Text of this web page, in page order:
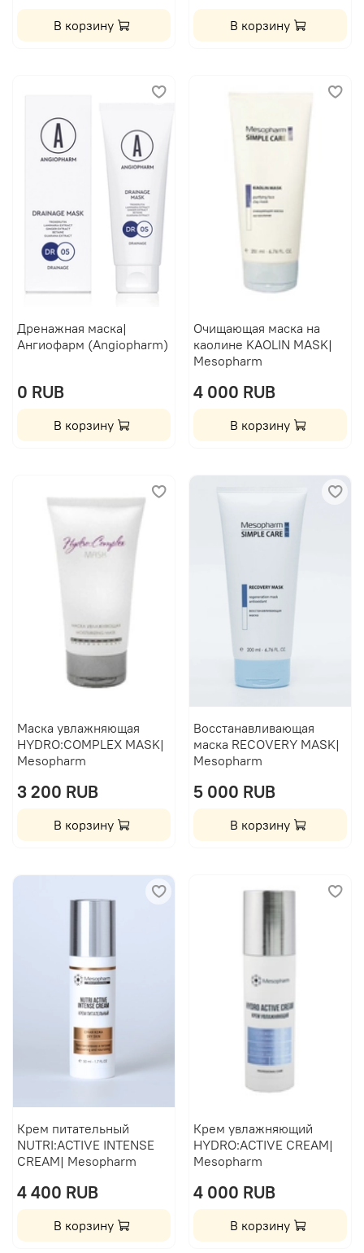
В корзину В корзину
Дренажная маска|
Ангиофарм (Angiopharm)
0 RUB
В корзину
Очищающая маска на
каолине KAOLIN MASK|
Mesopharm
4 000 RUB
В корзину
Маска увлажняющая
HYDRO:COMPLEX MASK|
Mesopharm
3 200 RUB
В корзину
Восстанавливающая
маска RECOVERY MASK|
Mesopharm
5 000 RUB
В корзину
Крем питательный
NUTRI:ACTIVE INTENSE
CREAM| Mesopharm
4 400 RUB
В корзину
Крем увлажняющий
HYDRO:ACTIVE CREAM|
Mesopharm
4 000 RUB
В корзину